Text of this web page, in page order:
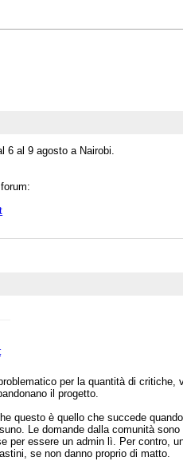
6 al 9 agosto a Nairobi.
per la quantità di
il progetto.
questo è quello che succede
Le domande dalla comunità
essere un admin lì. Per contro,
se non danno proprio di matto.